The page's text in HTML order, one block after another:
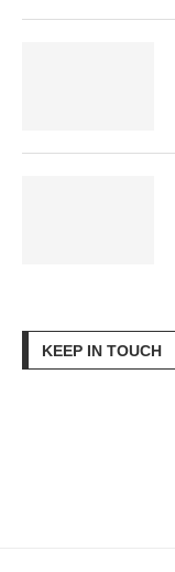
KEEP IN TOUCH